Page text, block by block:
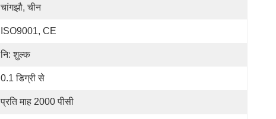
चांगझौ, चीन
ISO9001, CE
नि: शुल्क
0.1 डिग्री से
प्रति माह 2000 पीसी